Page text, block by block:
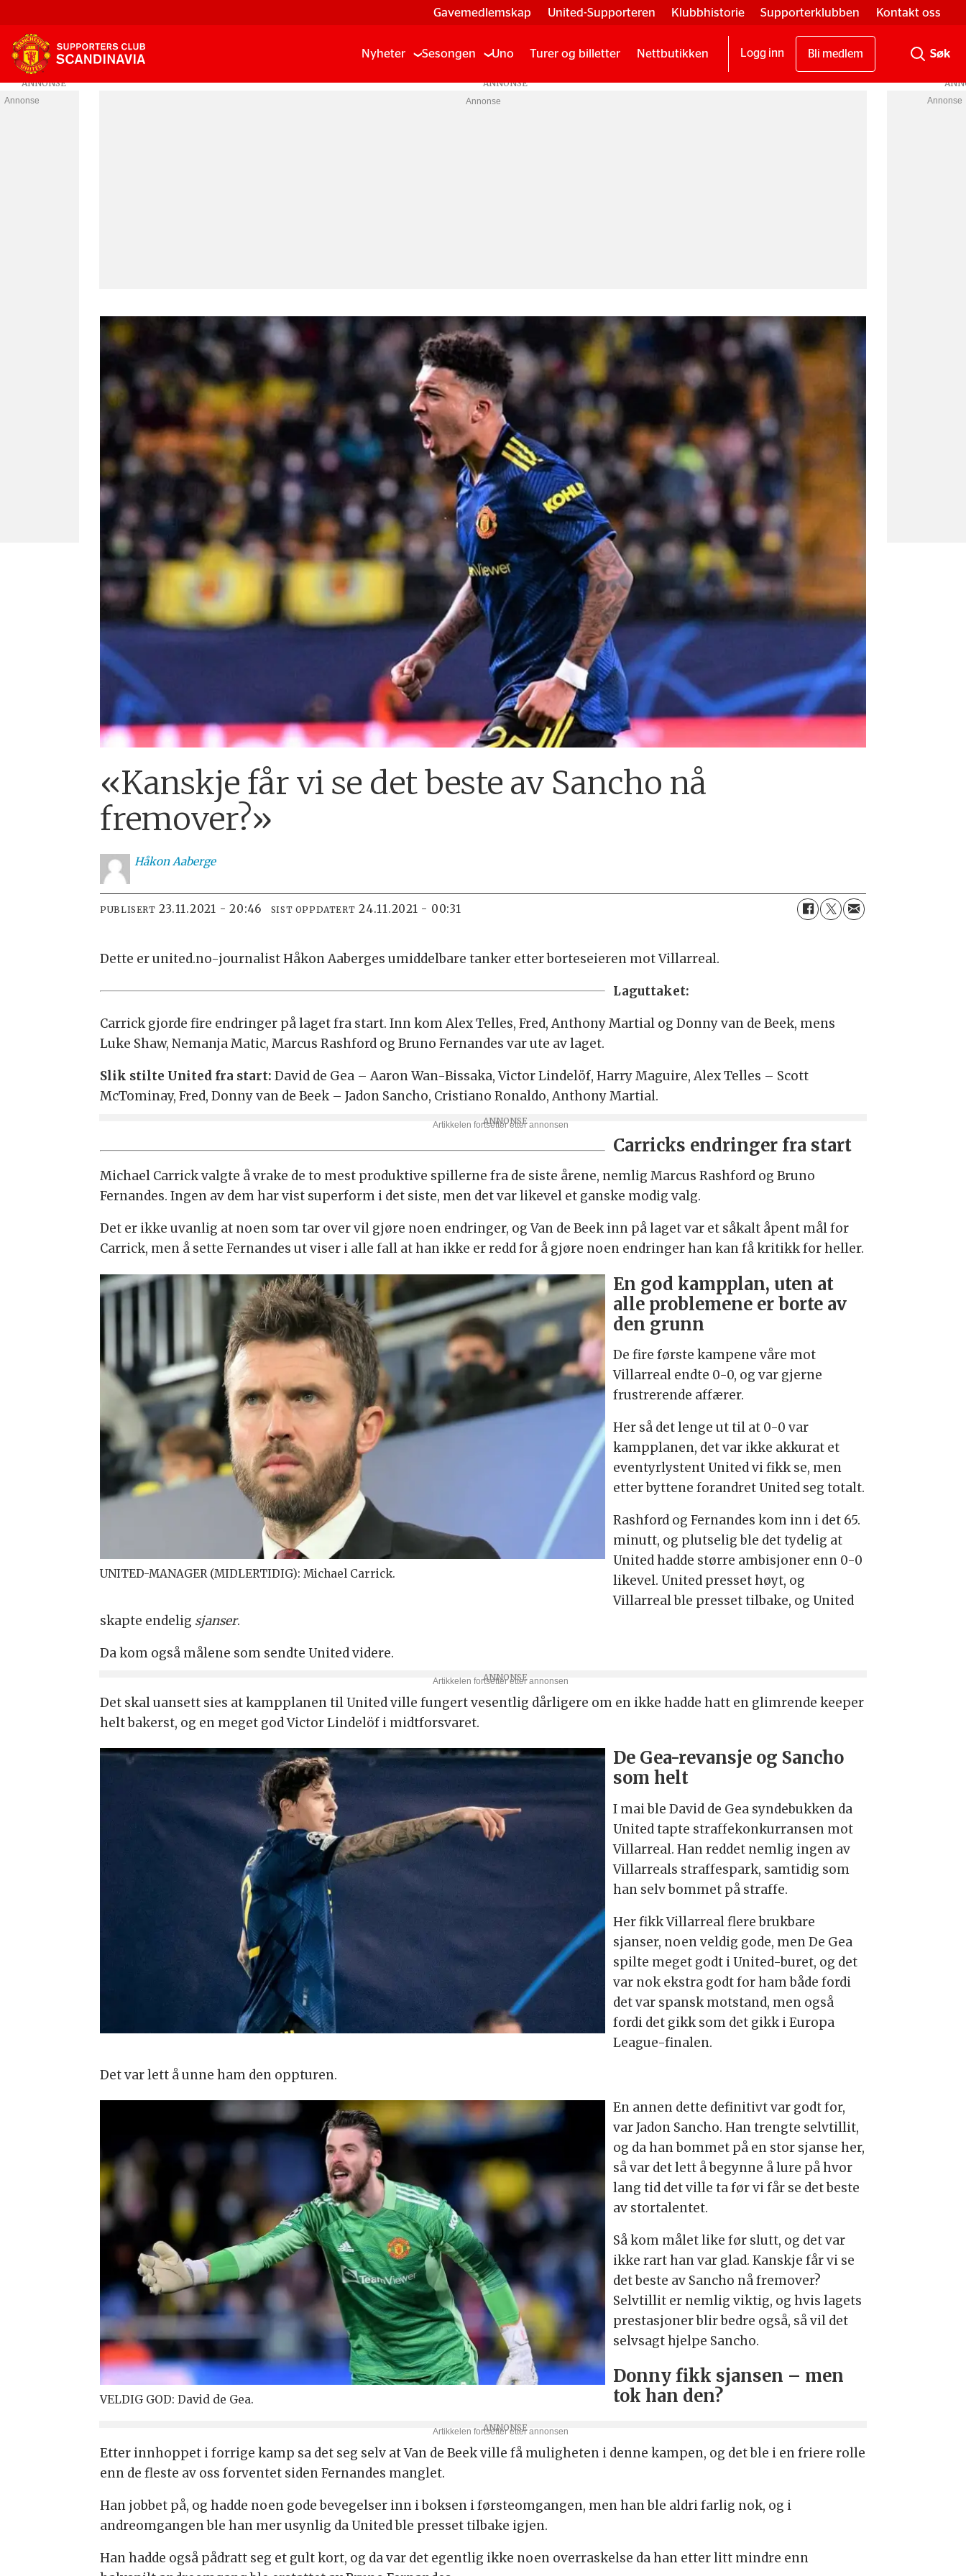
Gavemedlemskap United-Supporteren Klubbhistorie Supporterklubben Kontakt oss
Nyheter Sesongen Uno Turer og billetter Nettbutikken Logg inn Bli medlem
Annonse
«Kanskje får vi se det beste av Sancho nå
fremover?»
Håkon Aaberge
PUBLISERT 23.11.2021 - 20:46 SIST OPPDATERT 24.11.2021 - 00:31
Dette er united.no-journalist Håkon Aaberges umiddelbare tanker etter borteseieren mot Villarreal.
Laguttaket:
Carrick gjorde fire endringer på laget fra start. Inn kom Alex Telles, Fred, Anthony Martial og Donny van de Beek, mens
Luke Shaw, Nemanja Matic, Marcus Rashford og Bruno Fernandes var ute av laget.
Slik stilte United fra start: David de Gea – Aaron Wan-Bissaka, Victor Lindelöf, Harry Maguire, Alex Telles – Scott
McTominay, Fred, Donny van de Beek – Jadon Sancho, Cristiano Ronaldo, Anthony Martial.
Carricks endringer fra start
Michael Carrick valgte å vrake de to mest produktive spillerne fra de siste årene, nemlig Marcus Rashford og Bruno
Fernandes. Ingen av dem har vist superform i det siste, men det var likevel et ganske modig valg.
Det er ikke uvanlig at noen som tar over vil gjøre noen endringer, og Van de Beek inn på laget var et såkalt åpent mål for
Carrick, men å sette Fernandes ut viser i alle fall at han ikke er redd for å gjøre noen endringer han kan få kritikk for heller.
UNITED-MANAGER (MIDLERTIDIG): Michael Carrick.
En god kampplan, uten at
alle problemene er borte av
den grunn
De fire første kampene våre mot
Villarreal endte 0-0, og var gjerne
frustrerende affærer.
Her så det lenge ut til at 0-0 var
kampplanen, det var ikke akkurat et
eventyrlystent United vi fikk se, men
etter byttene forandret United seg totalt.
Rashford og Fernandes kom inn i det 65.
minutt, og plutselig ble det tydelig at
United hadde større ambisjoner enn 0-0
likevel. United presset høyt, og
Villarreal ble presset tilbake, og United
skapte endelig sjanser.
Da kom også målene som sendte United videre.
Det skal uansett sies at kampplanen til United ville fungert vesentlig dårligere om en ikke hadde hatt en glimrende keeper
helt bakerst, og en meget god Victor Lindelöf i midtforsvaret.
De Gea-revansje og Sancho
som helt
I mai ble David de Gea syndebukken da
United tapte straffekonkurransen mot
Villarreal. Han reddet nemlig ingen av
Villarreals straffespark, samtidig som
han selv bommet på straffe.
Her fikk Villarreal flere brukbare
sjanser, noen veldig gode, men De Gea
spilte meget godt i United-buret, og det
var nok ekstra godt for ham både fordi
det var spansk motstand, men også
fordi det gikk som det gikk i Europa
League-finalen.
Det var lett å unne ham den oppturen.
VELDIG GOD: David de Gea.
En annen dette definitivt var godt for,
var Jadon Sancho. Han trengte selvtillit,
og da han bommet på en stor sjanse her,
så var det lett å begynne å lure på hvor
lang tid det ville ta før vi får se det beste
av stortalentet.
Så kom målet like før slutt, og det var
ikke rart han var glad. Kanskje får vi se
det beste av Sancho nå fremover?
Selvtillit er nemlig viktig, og hvis lagets
prestasjoner blir bedre også, så vil det
selvsagt hjelpe Sancho.
Donny fikk sjansen – men
tok han den?
Etter innhoppet i forrige kamp sa det seg selv at Van de Beek ville få muligheten i denne kampen, og det ble i en friere rolle
enn de fleste av oss forventet siden Fernandes manglet.
Han jobbet på, og hadde noen gode bevegelser inn i boksen i førsteomgangen, men han ble aldri farlig nok, og i
andreomgangen ble han mer usynlig da United ble presset tilbake igjen.
Han hadde også pådratt seg et gult kort, og da var det egentlig ikke noen overraskelse da han etter litt mindre enn
Annonse Annonse